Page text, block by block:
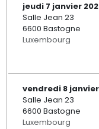
jeudi 7 janvier
Salle Jean 23
6600 Bastogne
Luxembourg
vendredi 8 janvier
Salle Jean 23
6600 Bastogne
Luxembourg